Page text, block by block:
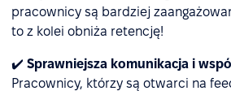
pracownicy są bardziej
to z kolei obniża retencję!
✔️ Sprawniejsza komunikacja i
Pracownicy, którzy są otwarci na